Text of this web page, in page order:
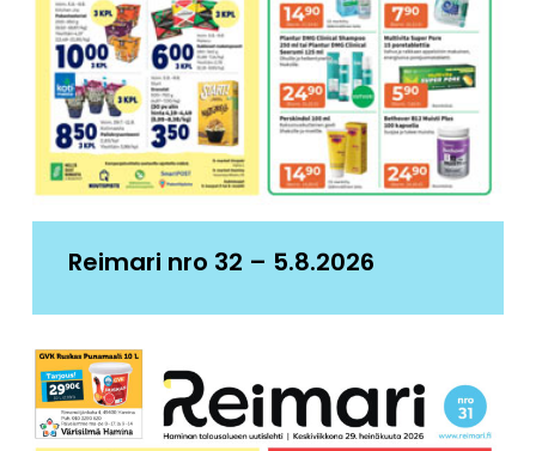
Reimari nro 32 – 5.8.2026